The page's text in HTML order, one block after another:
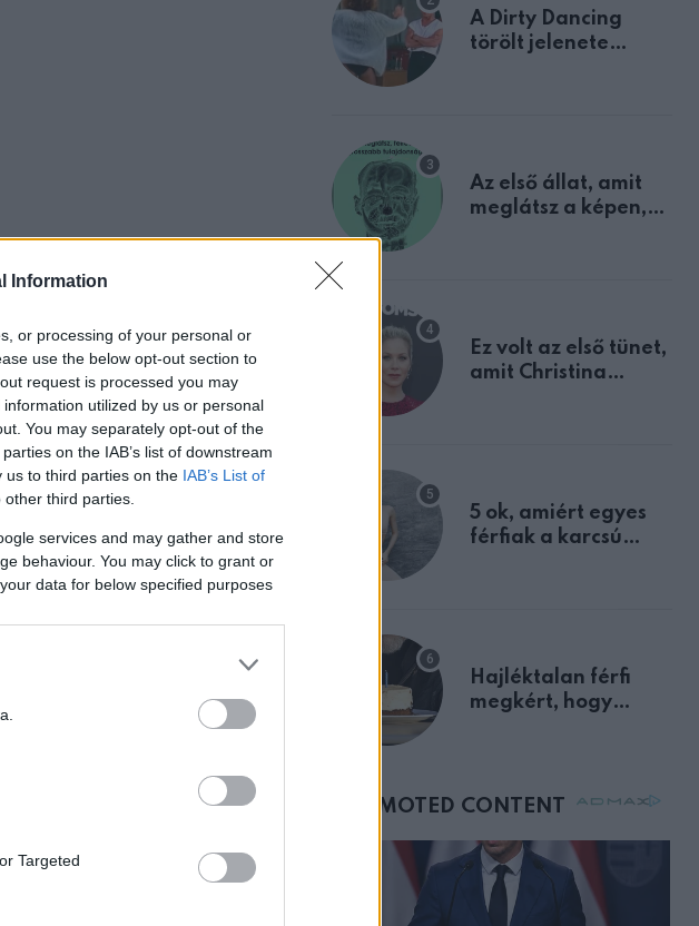
Information
or processing of your personal or
use the below opt-out section to
request is processed you may
utilized by us or personal
You may separately opt-out of the
on the IAB’s list of downstream
us to third parties on the IAB’s List of
third parties.
services and may gather and store
behaviour. You may click to grant or
data for below specified purposes
Targeted
A Dirty Dancing
törölt jelenete
Az első állat, amit
meglátsz a képen,
Ez volt az első tünet,
amit Christina
5 ok, amiért egyes
férfiak a karcsú
Hajléktalan férfi
megkért, hogy
mellettem ült az első